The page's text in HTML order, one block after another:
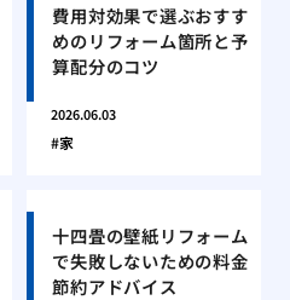
費用対効果で選ぶおすす
めのリフォーム箇所と予
算配分のコツ
2026.06.03
家
十四畳の壁紙リフォーム
で失敗しないための料金
節約アドバイス